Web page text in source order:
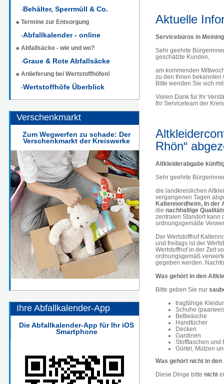
Aktuelle
Servicebüros in
Sehr geehrte
geschätzte Kunden,
am kommenden
zu den Ihnen
Bitte wenden Sie sich
Vielen Dank für Ihr
Ihr Serviceteam der
Rhön“
Altkleiderabgabe
Sehr geehrte
die landkreislichen
vergangenen Tagen
Kaltennordheim, In der
die nachhaltige
zentralen Standort kann
ordnungsgemäße
Der Wertstoffhof
und freitags ist der
Wertstoffhof in der Zeit
ordnungsgemäß
gegeben werden.
Was gehört in den
Bitte geben Sie nur
tragfähige
Schuhe
Bettwäsche
Handtücher
Decken
Gardinen
Stofftaschen und
Gürtel, Mützen
Was gehört nicht in
Diese Dinge bitte nicht
-Behälter, Sperrmüll & Co.
Termine zur Entsorgung
-Abfallkalender - online
Abfallsäcke - wie und wo?
-Graue & Rote Abfallsäcke
Anlieferung bei Wertstoffhöfen!
-Wertstoffhöfe Überblick
Sie
hier...
Verschenkmarkt
Zum Wegwerfen zu schade: Der
Verschenkmarkt der Kreiswerke
Ihre Abfallkalender-App
Die Abfallkalender-App für Ihr iOS
Smartphone